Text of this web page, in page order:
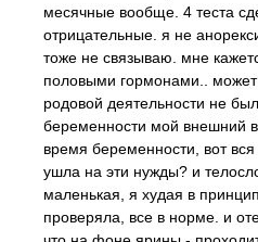
месячные вообще. 4 теста
отрицательные. я не
тоже не связываю. мне
половыми гормонами.. может
родовой деятельности не
беременности мой внешний
время беременности, вот
ушла на эти нужды? и
маленькая, я худая в
проверяла, все в норме. и